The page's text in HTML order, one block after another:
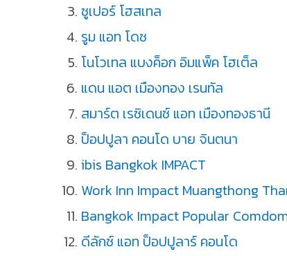
ซูเปอร์ โฮสเทล
รูม แอท โดซ
โนโวเทล แบงค็อก อิมแพ็ค โฮเต็ล
แดน แอต เมืองทอง เรนทัล
สมาร์ต เรซิเดนซ์ แอท เมืองทองธานี
ป็อปปูลา คอนโด บาย จินตนา
ibis Bangkok IMPACT
Work Inn Impact Muangthong
Bangkok Impact Popular
ดีลักซ์ แอท ป็อปปูลาร์ คอนโด